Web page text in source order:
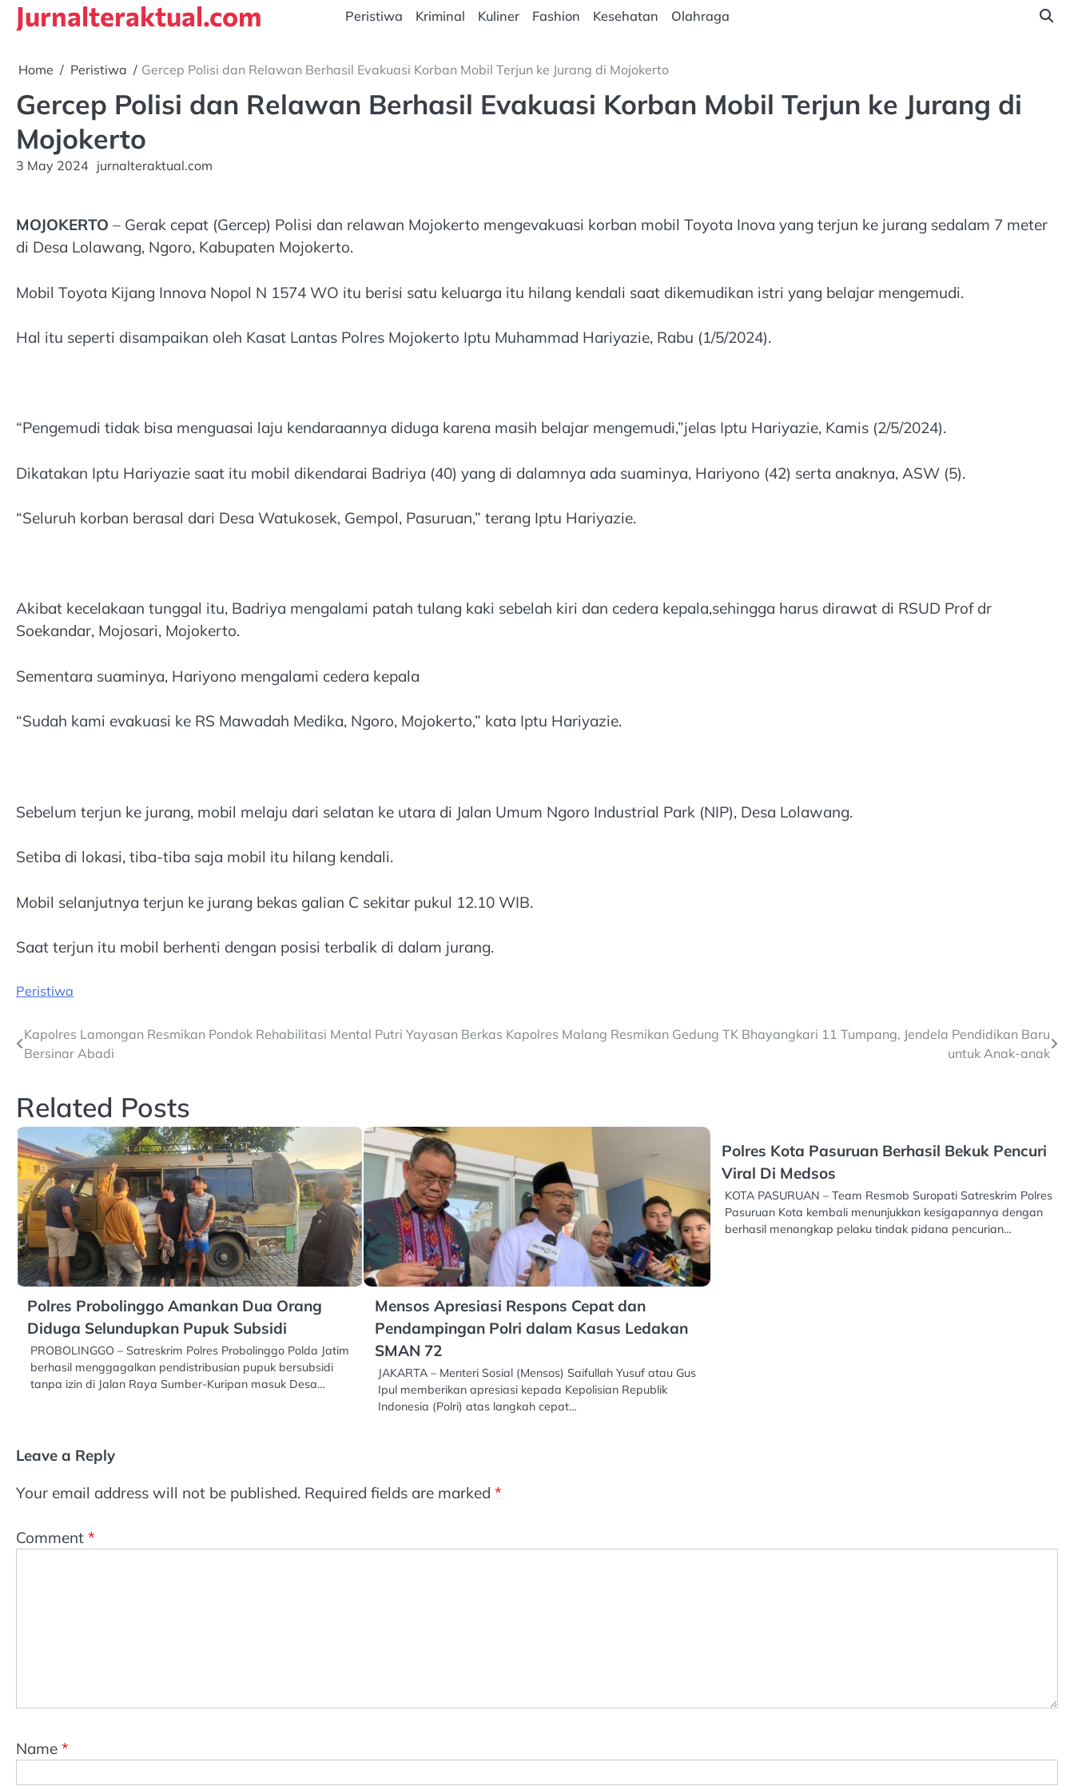
SkipJurnalteraktual.com Peristiwa Kriminal Kuliner Fashion Kesehatan Olahraga
Home Peristiwa Gercep Polisi dan Relawan Berhasil Evakuasi Korban Mobil Terjun ke Jurang di Mojokerto
Gercep Polisi dan Relawan Berhasil Evakuasi Korban Mobil Terjun ke Jurang di
Mojokerto
3 May 2024 jurnalteraktual.com
MOJOKERTO – Gerak cepat (Gercep) Polisi dan relawan Mojokerto mengevakuasi korban mobil Toyota Inova yang terjun ke jurang sedalam 7 meter
di Desa Lolawang, Ngoro, Kabupaten Mojokerto.
Mobil Toyota Kijang Innova Nopol N 1574 WO itu berisi satu keluarga itu hilang kendali saat dikemudikan istri yang belajar mengemudi.
Hal itu seperti disampaikan oleh Kasat Lantas Polres Mojokerto Iptu Muhammad Hariyazie, Rabu (1/5/2024).
“Pengemudi tidak bisa menguasai laju kendaraannya diduga karena masih belajar mengemudi,”jelas Iptu Hariyazie, Kamis (2/5/2024).
Dikatakan Iptu Hariyazie saat itu mobil dikendarai Badriya (40) yang di dalamnya ada suaminya, Hariyono (42) serta anaknya, ASW (5).
“Seluruh korban berasal dari Desa Watukosek, Gempol, Pasuruan,” terang Iptu Hariyazie.
Akibat kecelakaan tunggal itu, Badriya mengalami patah tulang kaki sebelah kiri dan cedera kepala,sehingga harus dirawat di RSUD Prof dr
Soekandar, Mojosari, Mojokerto.
Sementara suaminya, Hariyono mengalami cedera kepala
“Sudah kami evakuasi ke RS Mawadah Medika, Ngoro, Mojokerto,” kata Iptu Hariyazie.
Sebelum terjun ke jurang, mobil melaju dari selatan ke utara di Jalan Umum Ngoro Industrial Park (NIP), Desa Lolawang.
Setiba di lokasi, tiba-tiba saja mobil itu hilang kendali.
Mobil selanjutnya terjun ke jurang bekas galian C sekitar pukul 12.10 WIB.
Saat terjun itu mobil berhenti dengan posisi terbalik di dalam jurang.
Peristiwa
Post
Kapolres Lamongan Resmikan Pondok Rehabilitasi Mental Putri Yayasan Berkas
Bersinar Abadi
Kapolres Malang Resmikan Gedung TK Bhayangkari 11 Tumpang, Jendela Pendidikan Baru
untuk Anak-anak
Related Posts
Polres Probolinggo Amankan Dua Orang
Diduga Selundupkan Pupuk Subsidi
PROBOLINGGO – Satreskrim Polres Probolinggo Polda Jatim
berhasil menggagalkan pendistribusian pupuk bersubsidi
tanpa izin di Jalan Raya Sumber-Kuripan masuk Desa…
Mensos Apresiasi Respons Cepat dan
Pendampingan Polri dalam Kasus Ledakan
SMAN 72
JAKARTA – Menteri Sosial (Mensos) Saifullah Yusuf atau Gus
Ipul memberikan apresiasi kepada Kepolisian Republik
Indonesia (Polri) atas langkah cepat…
Polres Kota Pasuruan Berhasil Bekuk Pencuri
Viral Di Medsos
KOTA PASURUAN – Team Resmob Suropati Satreskrim Polres
Pasuruan Kota kembali menunjukkan kesigapannya dengan
berhasil menangkap pelaku tindak pidana pencurian…
Leave a Reply
Your email address will not be published. Required fields are marked *
Comment *
Name *